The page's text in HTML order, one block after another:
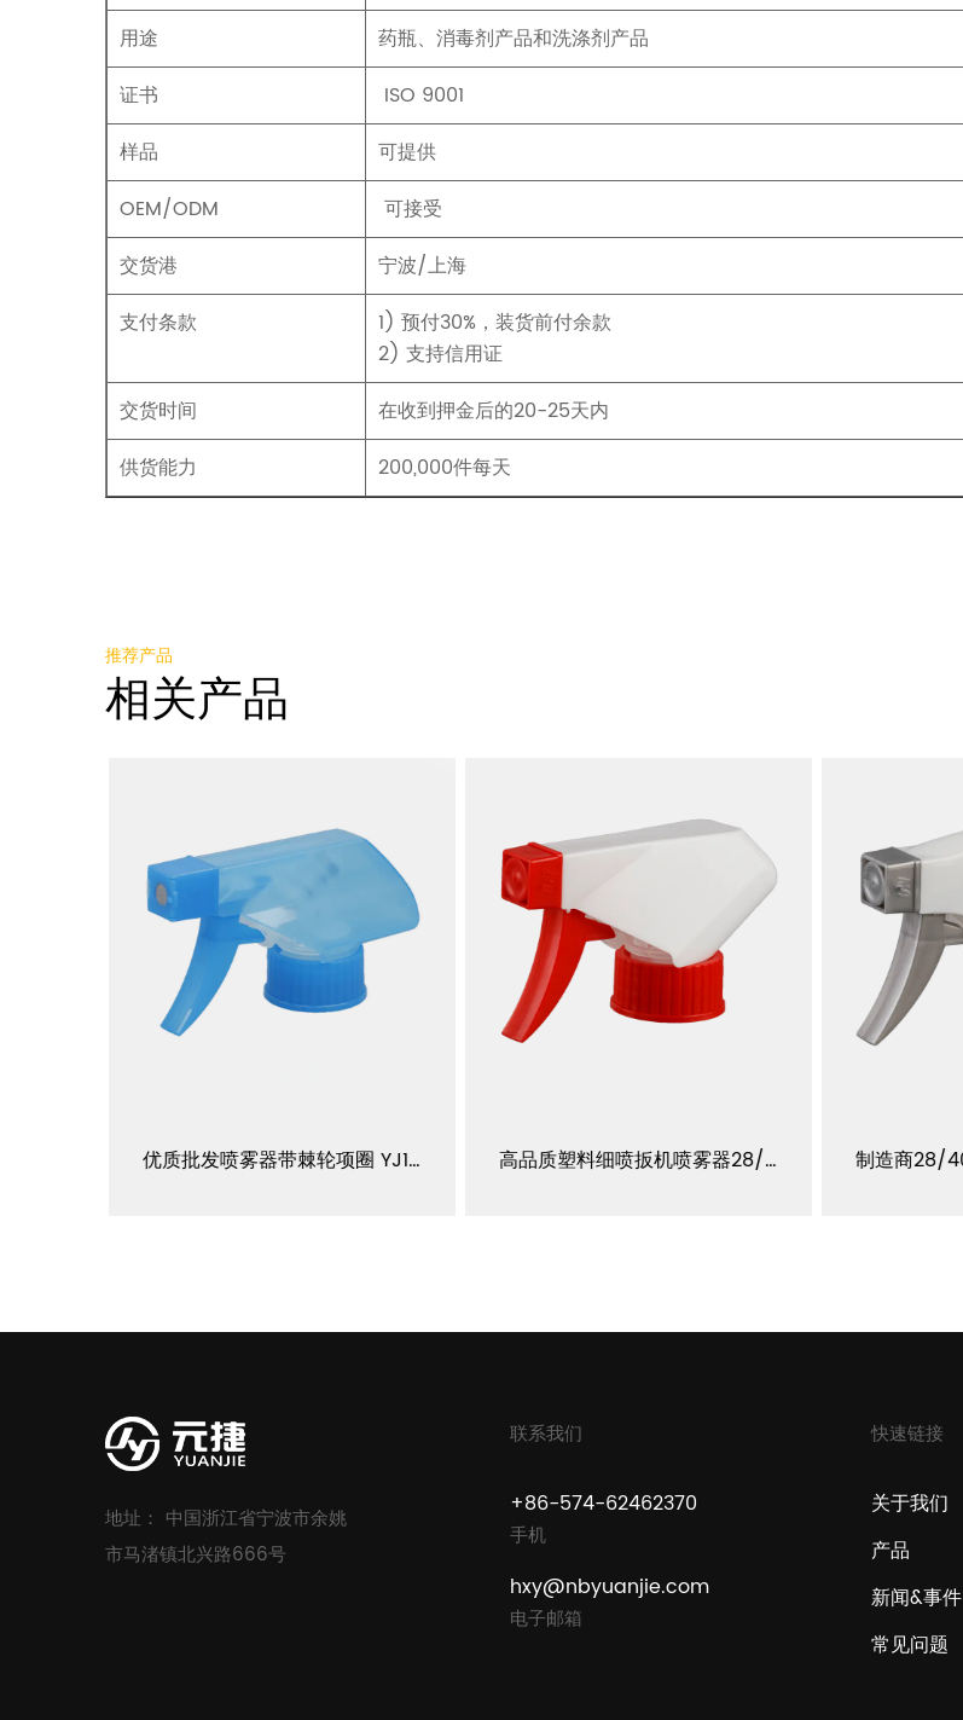
用途
药瓶、消毒剂产品和洗涤剂产品
证书
ISO 9001
样品
可提供
OEM/ODM
可接受
交货港
宁波/上海
支付条款
1) 预付30%，装货前付余款
2) 支持信用证
交货时间
在收到押金后的20-25天内
供货能力
200,000件每天
推荐产品
相关产品
优质批发喷雾器带棘轮项圈 YJ103-J2 高品质塑料细喷扳机喷雾器28/400 28/410 YJ103-L-E1
地址： 中国浙江省宁波市余姚
市马渚镇北兴路666号
联系我们
+86-574-62462370
手机
hxy@nbyuanjie.com
电子邮箱
快速链接
关于我们
产品
新闻&事件
常见问题